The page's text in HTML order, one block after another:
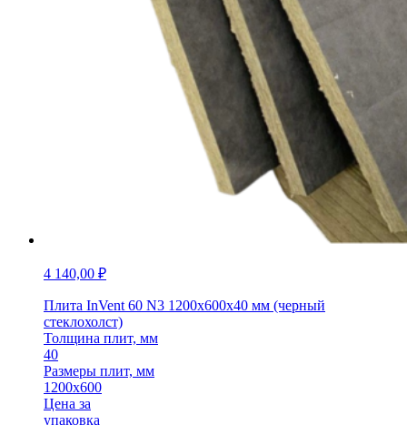
4 140,00 ₽
Плита InVent 60 N3 1200х600х40 мм (черный
стеклохолст)
Толщина плит, мм
40
Размеры плит, мм
1200х600
Цена за
упаковка